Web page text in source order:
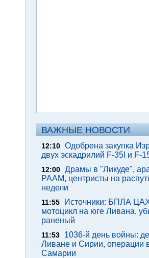
ВАЖНЫЕ НОВОСТИ
12:10 Одобрена закупка
двух эскадрилий F-35I и F-
12:00 Драмы в "Ликуде",
РААМ, центристы на
недели
11:55
Источники: БПЛА
мотоцикл на юге Ливана,
раненый
11:53
1036-й день войны:
Ливане и Сирии, операции
Самарии